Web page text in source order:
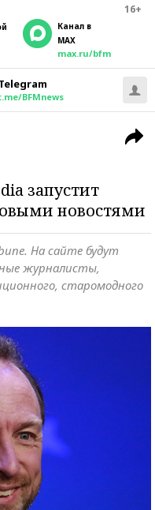
16+
Канал в
MAX
max.ru/bfm
BFMnews
запустит
новостями
На сайте будут
журналисты,
старомодного